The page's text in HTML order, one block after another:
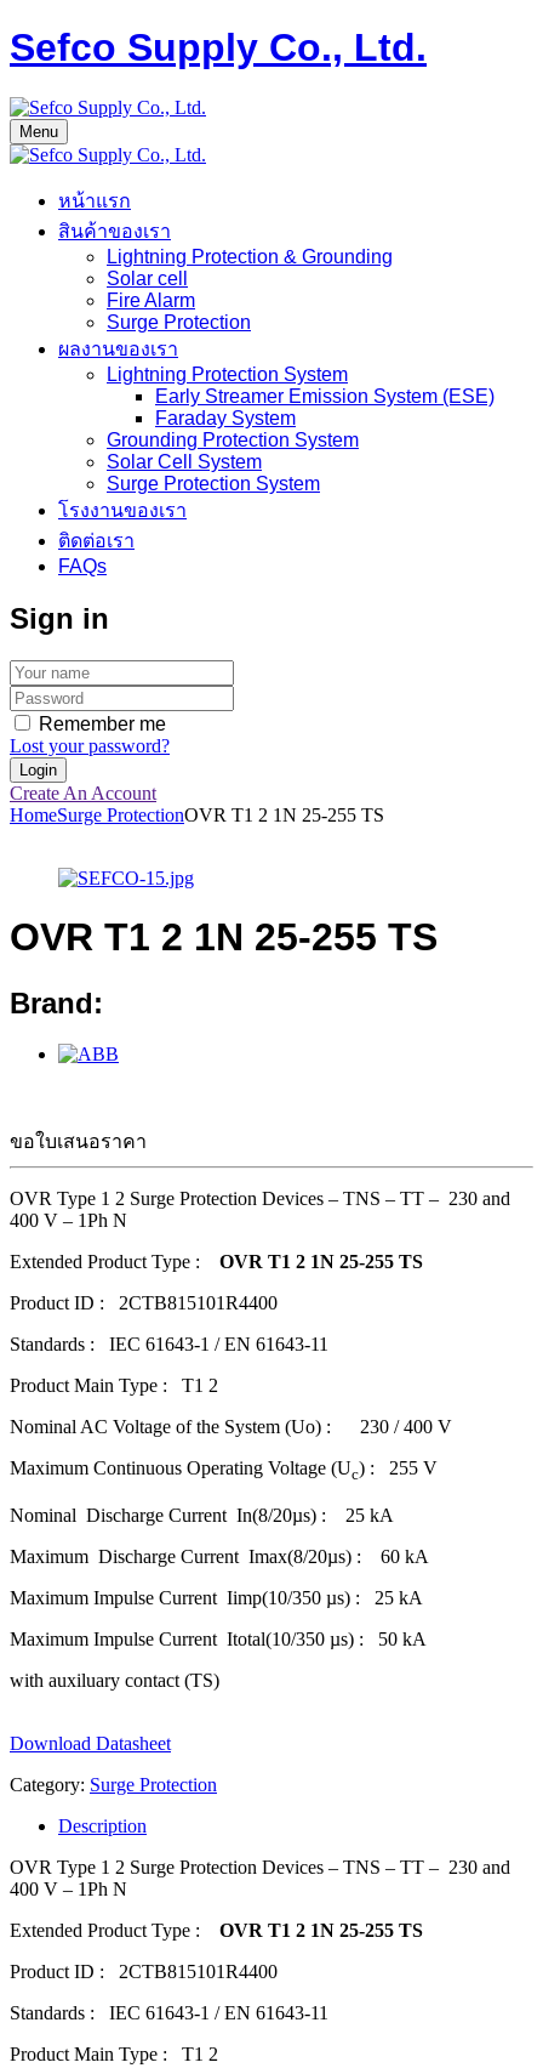
Sefco Supply Co., Ltd.
Menu
หน้าแรก
สินค้าของเรา
Lightning Protection & Grounding
Solar cell
Fire Alarm
Surge Protection
ผลงานของเรา
Lightning Protection System
Early Streamer Emission System (ESE)
Faraday System
Grounding Protection System
Solar Cell System
Surge Protection System
โรงงานของเรา
ติดต่อเรา
FAQs
Sign in
Remember me
Lost your password?
Create An Account
HomeSurge ProtectionOVR T1 2 1N 25-255 TS
OVR T1 2 1N 25-255 TS
Brand:
ขอใบเสนอราคา
OVR Type 1 2 Surge Protection Devices – TNS – TT – 230 and
400 V – 1Ph N
Extended Product Type : OVR T1 2 1N 25-255 TS
Product ID : 2CTB815101R4400
Standards : IEC 61643-1 / EN 61643-11
Product Main Type : T1 2
Nominal AC Voltage of the System (Uo) : 230 / 400 V
Maximum Continuous Operating Voltage (Uc) : 255 V
Nominal Discharge Current In(8/20µs) : 25 kA
Maximum Discharge Current Imax(8/20µs) : 60 kA
Maximum Impulse Current Iimp(10/350 µs) : 25 kA
Maximum Impulse Current Itotal(10/350 µs) : 50 kA
with auxiluary contact (TS)
Download Datasheet
Category: Surge Protection
Description
OVR Type 1 2 Surge Protection Devices – TNS – TT – 230 and
400 V – 1Ph N
Extended Product Type : OVR T1 2 1N 25-255 TS
Product ID : 2CTB815101R4400
Standards : IEC 61643-1 / EN 61643-11
Product Main Type : T1 2